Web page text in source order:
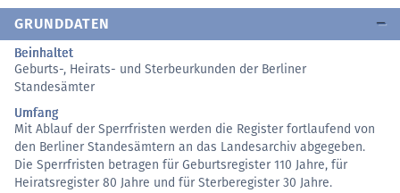
GRUNDDATEN
Beinhaltet
Geburts-, Heirats- und Sterbeurkunden der Berliner
Standesämter
Umfang
Mit Ablauf der Sperrfristen werden die Register fortlaufend von
den Berliner Standesämtern an das Landesarchiv abgegeben.
Die Sperrfristen betragen für Geburtsregister 110 Jahre, für
Heiratsregister 80 Jahre und für Sterberegister 30 Jahre.